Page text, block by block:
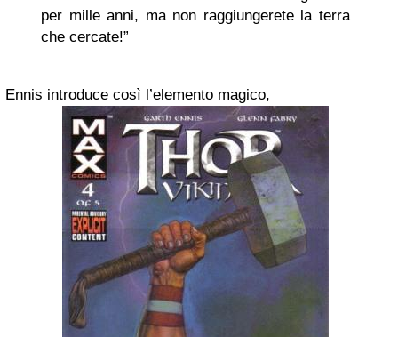
per mille anni, ma non raggiungerete la terra
che cercate!”
Ennis introduce così l’elemento magico,